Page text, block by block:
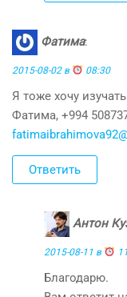
Фатима:
2015-08-02 в 08:30
Я тоже хочу
Фатима, +994
Ответить
Антон
2015-08-11 в
Благодарю.